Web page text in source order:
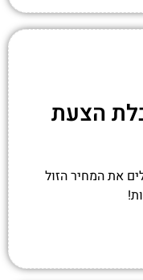
הצעת
את המחיר הזול